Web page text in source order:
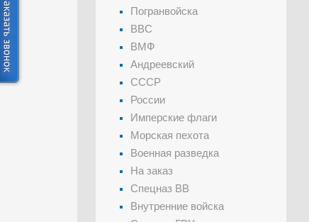
Погранвойска
ВВС
ВМФ
Андреевский
СССР
России
Имперские флаги
Морская пехота
Военная разведка
На заказ
Спецназ ВВ
Внутренние войска